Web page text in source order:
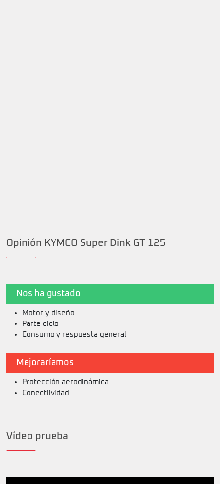
Opinión KYMCO Super Dink GT 125
Nos ha gustado
Motor y diseño
Parte ciclo
Consumo y respuesta general
Mejoraríamos
Protección aerodinámica
Conectiividad
Vídeo prueba